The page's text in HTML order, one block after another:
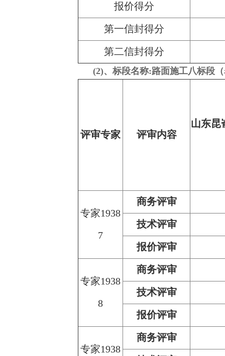
报价得分
第一信封得分
第二信封得分
(2)、标段名称:路面施工八标段
评审专家 评审内容
山东昆
专家1938
7
商务评审
技术评审
报价评审
专家1938
8
商务评审
技术评审
报价评审
专家1938
商务评审